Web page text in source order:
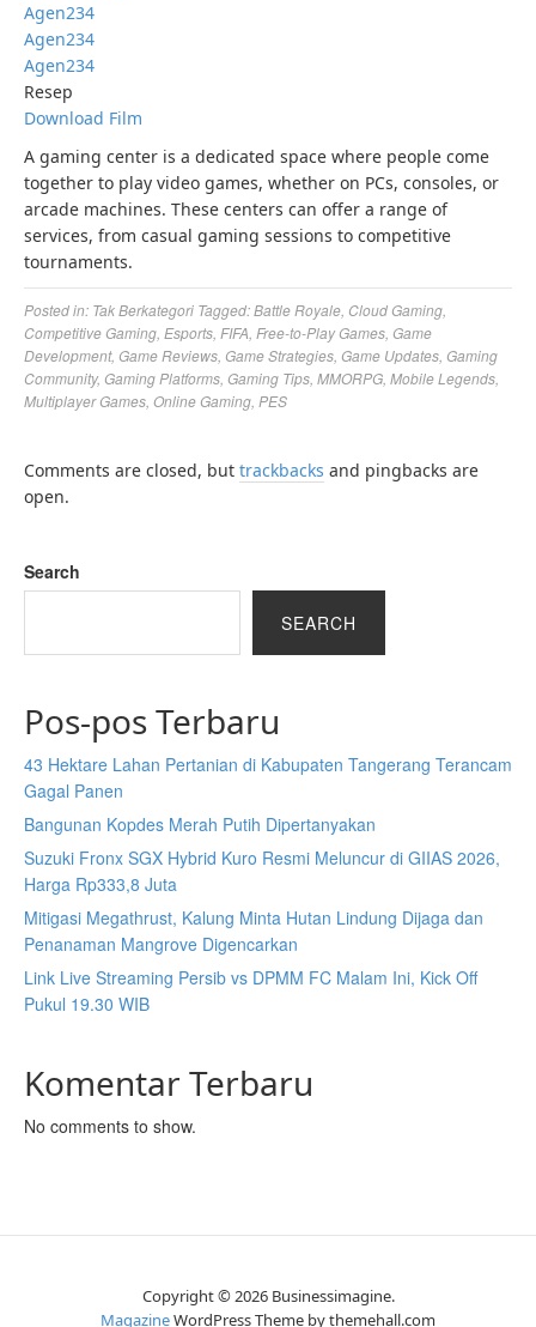
Agen234
Agen234
Agen234
Resep
Download Film
A gaming center is a dedicated space where people come
together to play video games, whether on PCs, consoles, or
arcade machines. These centers can offer a range of
services, from casual gaming sessions to competitive
tournaments.
Posted in: Tak Berkategori Tagged:Battle Royale Cloud Gaming
Competitive Gaming Esports FIFA Free-to-Play Games Game
Development, Game Reviews Game Strategies Game Updates Gaming
Community, Gaming Platforms Gaming Tips MMORPG Mobile Legends
Multiplayer Games Online Gaming PES
Comments are closed, but trackbacks and pingbacks are
open.
Search
SEARCH
Pos-pos Terbaru
43 Hektare Lahan Pertanian di Kabupaten Tangerang Terancam
Gagal Panen
Bangunan Kopdes Merah Putih Dipertanyakan
Suzuki Fronx SGX Hybrid Kuro Resmi Meluncur di GIIAS 2026,
Harga Rp333,8 Juta
Mitigasi Megathrust, Kalung Minta Hutan Lindung Dijaga dan
Penanaman Mangrove Digencarkan
Link Live Streaming Persib vs DPMM FC Malam Ini, Kick Off
Pukul 19.30 WIB
Komentar Terbaru
No comments to show.
Copyright © 2026 Businessimagine.
MagazineWordPress Theme by themehall.com